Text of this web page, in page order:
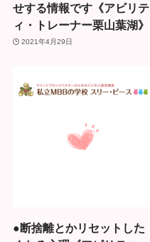
せする情報です《アビリテ
ィ・トレーナー栗山葉湖》
2021年4月29日
●断捨離とかリセットした